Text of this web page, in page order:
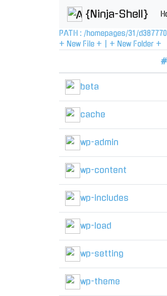
{Ninja-Shell}
PATH : /homepages/31 /
+ New File +
+ New Folder +
beta
cache
wp-admin
wp-content
wp-includes
wp-load
wp-setting
wp-theme